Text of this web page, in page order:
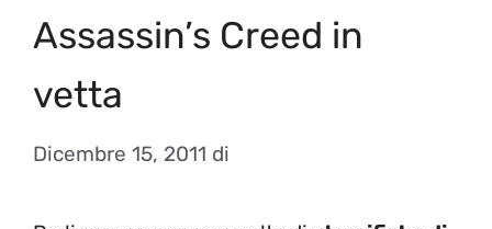
Assassin’s Creed in
vetta
Dicembre 15, 2011 di